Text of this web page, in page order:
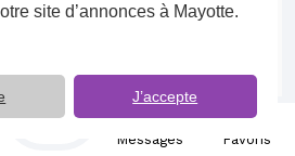
site d’annonces à Mayotte.
J’accepte
il se fera un plaisir
Publier
Messages
Favoris